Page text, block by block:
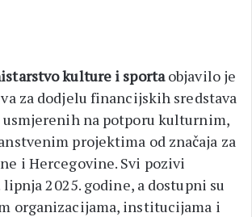
kulture i sportaobjavilo je
za dodjelu financijskih sredstava
usmjerenih na potporu kulturnim,
projektima od značaja za
i Hercegovine. Svi pozivi
2025. godine, a dostupni su
organizacijama, institucijama i